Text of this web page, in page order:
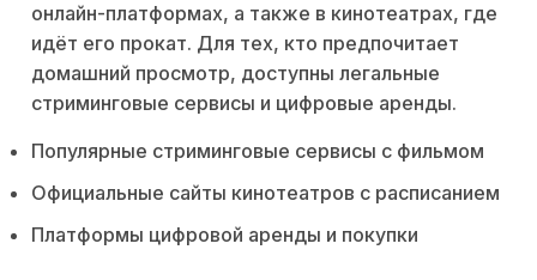
онлайн-платформах, а также в кинотеатрах, где
идёт его прокат. Для тех, кто предпочитает
домашний просмотр, доступны легальные
стриминговые сервисы и цифровые аренды.
Популярные стриминговые сервисы с фильмом
Официальные сайты кинотеатров с расписанием
Платформы цифровой аренды и покупки